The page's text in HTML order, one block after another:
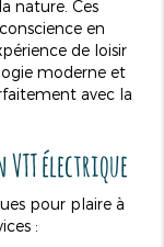
nature. Ces
en
de loisir
moderne et
avec la
électrique
pour plaire à
: